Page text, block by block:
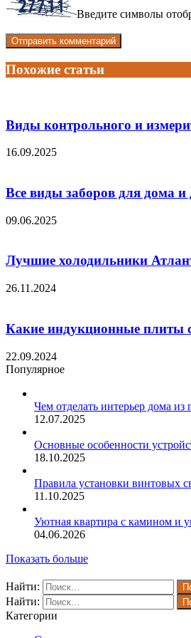
Введите символы
Похожие статьи
Виды контрольного и
16.09.2025
Все виды заборов для дома и
09.06.2025
Лучшие холодильники
26.11.2024
Какие индукционные плиты
22.09.2024
Популярное
Чем отделать интерьер дома из
12.07.2025
Основные особенности
18.10.2025
Правила установки винтовых
11.10.2025
Уютная квартира с камином и
04.06.2026
Показать больше
Найти:
Найти:
Категории